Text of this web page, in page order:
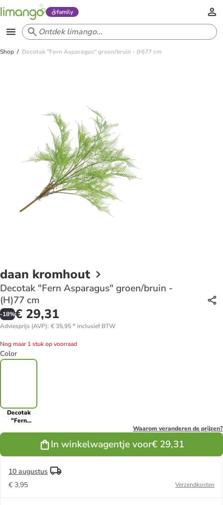
family
Shop Decotak "Fern Asparagus" groen/bruin - (H)77 cm
daan kromhout
Decotak "Fern Asparagus" groen/bruin -
(H)77 cm
-18%€ 29,31
Adviesprijs (AVP): € 35,95* inclusief BTW
Nog maar 1 stuk op voorraad
Color
Decotak
"Fern
groen/bruin -
Waarom veranderen de prijzen?
In winkelwagentje voor€ 29,31
10 augustus
€ 3,95
Verzendkosten